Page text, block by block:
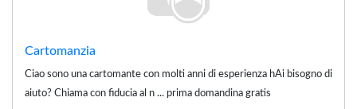
Cartomanzia
Ciao sono una cartomante con molti anni di esperienza hAi bisogno di
aiuto? Chiama con fiducia al n ... prima domandina gratis